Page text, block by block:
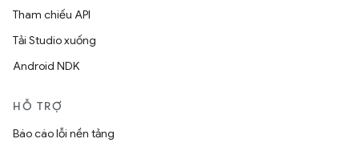
Tham chiếu API
Tải Studio xuống
Android NDK
HỖ TRỢ
Báo cáo lỗi nền tảng